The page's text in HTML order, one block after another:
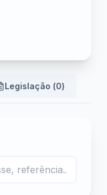
Legislação (0)